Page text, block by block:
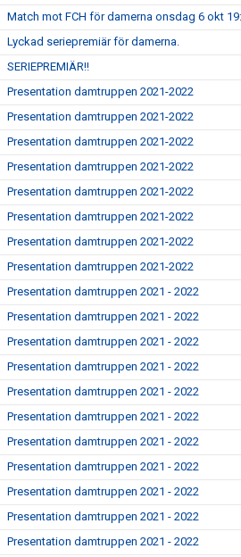
Match mot FCH för damerna onsdag 6 okt
Lyckad seriepremiär för damerna.
SERIEPREMIÄR!!
Presentation damtruppen 2021-2022
Presentation damtruppen 2021-2022
Presentation damtruppen 2021-2022
Presentation damtruppen 2021-2022
Presentation damtruppen 2021-2022
Presentation damtruppen 2021-2022
Presentation damtruppen 2021-2022
Presentation damtruppen 2021-2022
Presentation damtruppen 2021 - 2022
Presentation damtruppen 2021 - 2022
Presentation damtruppen 2021 - 2022
Presentation damtruppen 2021 - 2022
Presentation damtruppen 2021 - 2022
Presentation damtruppen 2021 - 2022
Presentation damtruppen 2021 - 2022
Presentation damtruppen 2021 - 2022
Presentation damtruppen 2021 - 2022
Presentation damtruppen 2021 - 2022
Presentation damtruppen 2021 - 2022